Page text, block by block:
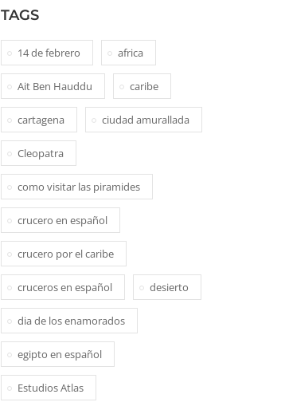
TAGS
14 de febrero africa
Ait Ben Hauddu caribe
cartagena ciudad amurallada
Cleopatra
como visitar las piramides
crucero en español
crucero por el caribe
cruceros en español desierto
dia de los enamorados
egipto en español
Estudios Atlas